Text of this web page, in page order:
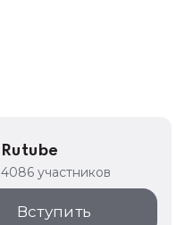
Rutube
4086 участников
Вступить